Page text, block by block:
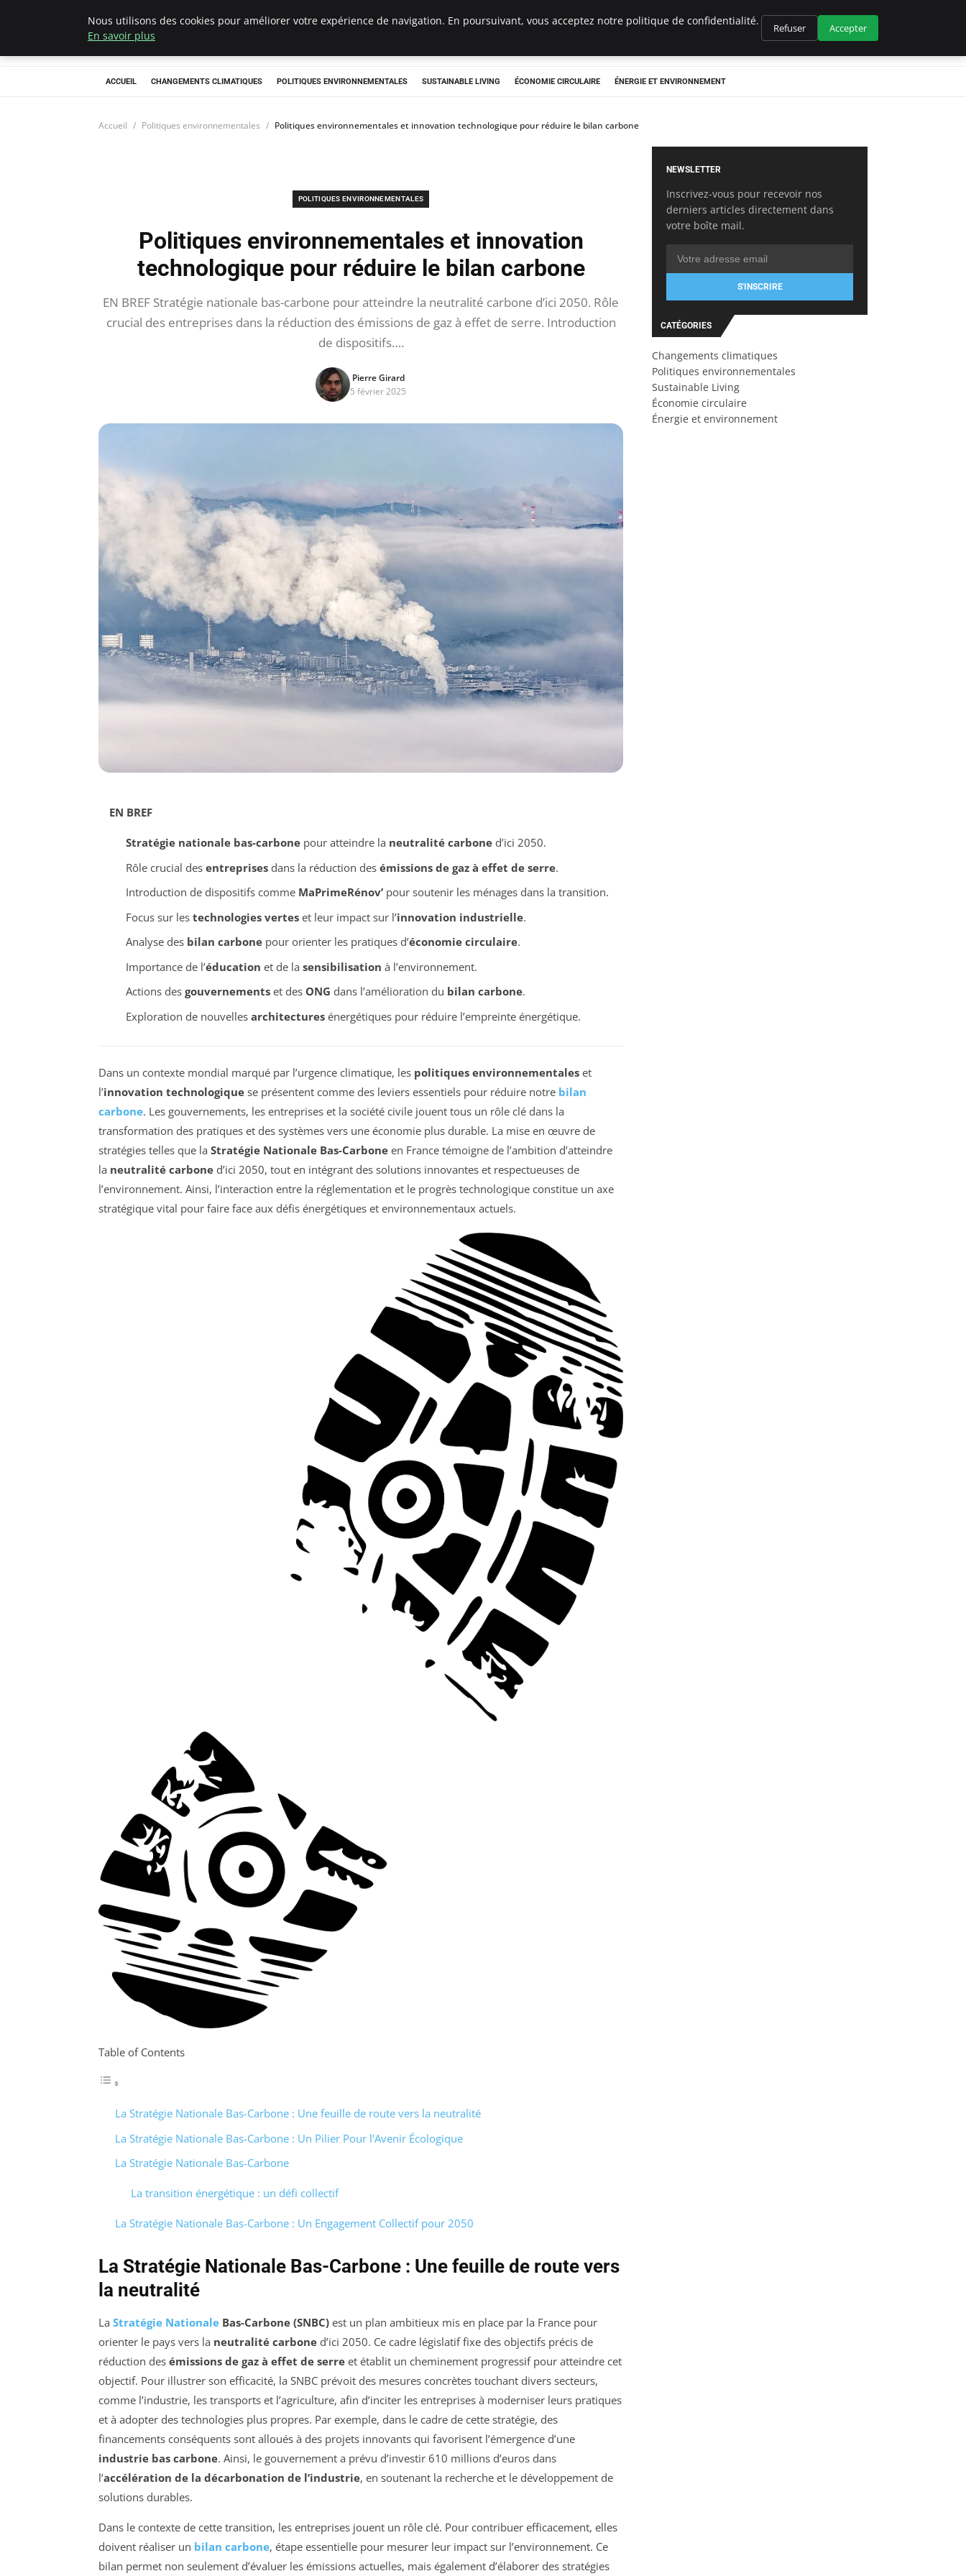
Climategatecountryclub.com
ACCUEIL CHANGEMENTS CLIMATIQUES POLITIQUES ENVIRONNEMENTALES SUSTAINABLE LIVING ÉCONOMIE CIRCULAIRE ÉNERGIE ET ENVIRONNEMENT
Accueil Politiques environnementales Politiques environnementales et innovation technologique pour réduire le bilan carbone
POLITIQUES ENVIRONNEMENTALES
Politiques environnementales et innovation
technologique pour réduire le bilan carbone
EN BREF Stratégie nationale bas-carbone pour atteindre la neutralité carbone d’ici 2050. Rôle
crucial des entreprises dans la réduction des émissions de gaz à effet de serre. Introduction
de dispositifs….
Pierre Girard
5 février 2025
EN BREF
Stratégie nationale bas-carbonepour atteindre la neutralité carboned’ici 2050.
Rôle crucial des entreprisesdans la réduction des émissions de gaz à effet de serre.
Introduction de dispositifs comme MaPrimeRénov’pour soutenir les ménages dans la transition.
Focus sur les technologies verteset leur impact sur l’innovation industrielle.
Analyse des bilan carbonepour orienter les pratiques d’économie circulaire.
Importance de l’éducation et de la sensibilisation à l’environnement.
Actions des gouvernementset des ONG dans l’amélioration du bilan carbone.
Exploration de nouvelles architecturesénergétiques pour réduire l’empreinte énergétique.
Dans un contexte mondial marqué par l’urgence climatique, les politiques environnementales et
l’innovation technologique se présentent comme des leviers essentiels pour réduire notre bilan
carbone. Les gouvernements, les entreprises et la société civile jouent tous un rôle clé dans la
transformation des pratiques et des systèmes vers une économie plus durable. La mise en œuvre de
stratégies telles que la Stratégie Nationale Bas-Carbone en France témoigne de l’ambition d’atteindre
la neutralité carbone d’ici 2050, tout en intégrant des solutions innovantes et respectueuses de
l’environnement. Ainsi, l’interaction entre la réglementation et le progrès technologique constitue un axe
stratégique vital pour faire face aux défis énergétiques et environnementaux actuels.
Table of Contents
La Stratégie Nationale Bas-Carbone : Une feuille de route vers la neutralité
La Stratégie Nationale Bas-Carbone : Un Pilier Pour l’Avenir Écologique
La Stratégie Nationale Bas-Carbone
La transition énergétique : un défi collectif
La Stratégie Nationale Bas-Carbone : Un Engagement Collectif pour 2050
La Stratégie Nationale Bas-Carbone : Une feuille de route vers
la neutralité
La Stratégie Nationale Bas-Carbone (SNBC) est un plan ambitieux mis en place par la France pour
orienter le pays vers la neutralité carbone d’ici 2050. Ce cadre législatif fixe des objectifs précis de
réduction des émissions de gaz à effet de serre et établit un cheminement progressif pour atteindre cet
objectif. Pour illustrer son efficacité, la SNBC prévoit des mesures concrètes touchant divers secteurs,
comme l’industrie, les transports et l’agriculture, afin d’inciter les entreprises à moderniser leurs pratiques
et à adopter des technologies plus propres. Par exemple, dans le cadre de cette stratégie, des
financements conséquents sont alloués à des projets innovants qui favorisent l’émergence d’une
industrie bas carbone. Ainsi, le gouvernement a prévu d’investir 610 millions d’euros dans
l’accélération de la décarbonation de l’industrie, en soutenant la recherche et le développement de
solutions durables.
Dans le contexte de cette transition, les entreprises jouent un rôle clé. Pour contribuer efficacement, elles
doivent réaliser un bilan carbone, étape essentielle pour mesurer leur impact sur l’environnement. Ce
bilan permet non seulement d’évaluer les émissions actuelles, mais également d’élaborer des stratégies
NEWSLETTER
Inscrivez-vous pour recevoir nos
derniers articles directement dans
votre boîte mail.
S'INSCRIRE
CATÉGORIES
Changements climatiques
Politiques environnementales
Sustainable Living
Économie circulaire
Énergie et environnement
Nous utilisons des cookies pour améliorer votre expérience de navigation. En poursuivant, vous acceptez notre politique de confidentialité.
En savoir plus
Refuser Accepter